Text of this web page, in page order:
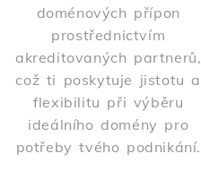
doménových přípon
prostřednictvím
akreditovaných partnerů,
což ti poskytuje jistotu a
flexibilitu při výběru
ideálního domény pro
potřeby tvého podnikání.